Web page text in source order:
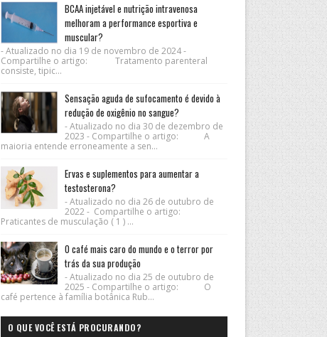
BCAA injetável e nutrição intravenosa
melhoram a performance esportiva e
muscular?
- Atualizado no dia 19 de novembro de 2024 -
Compartilhe o artigo: Tratamento parenteral
consiste, tipic...
Sensação aguda de sufocamento é devido à
redução de oxigênio no sangue?
- Atualizado no dia 30 de dezembro de
2023 - Compartilhe o artigo: A
maioria entende erroneamente a sen...
Ervas e suplementos para aumentar a
testosterona?
- Atualizado no dia 26 de outubro de
2022 - Compartilhe o artigo:
Praticantes de musculação ( 1 ) ...
O café mais caro do mundo e o terror por
trás da sua produção
- Atualizado no dia 25 de outubro de
2025 - Compartilhe o artigo: O
café pertence à família botânica Rub...
O QUE VOCÊ ESTÁ PROCURANDO?